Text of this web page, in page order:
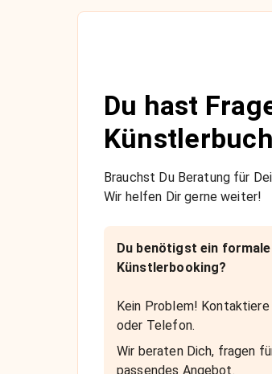
Du hast
Brauchst Du Beratung für
Wir helfen Dir gerne weiter!
Du benötigst ein
Künstlerbooking?
Kein Problem! Kontaktiere
oder Telefon.
Wir beraten Dich, fragen
passendes Angebot.